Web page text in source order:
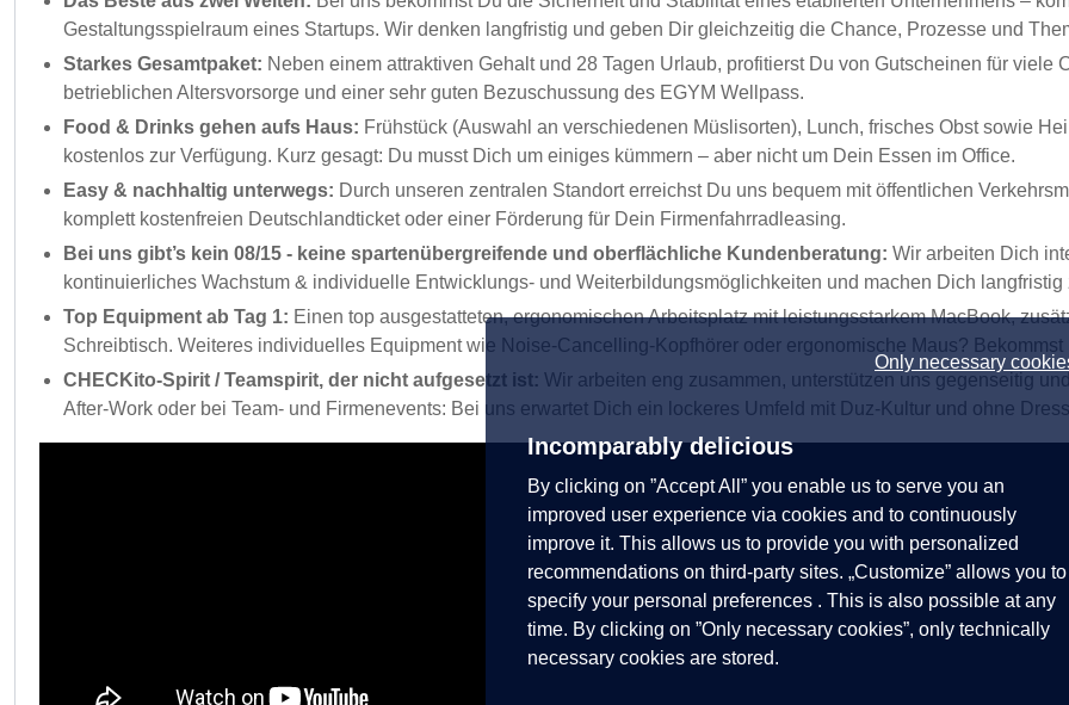
Only necessary
Incomparably delicious
By clicking on ”Accept All” you enable us to serve you an
improved user experience via cookies and to continuously
improve it. This allows us to provide you with personalized
recommendations on third-party sites. „Customize” allows you to
specify your personal preferences . This is also possible at any
time. By clicking on ”Only necessary cookies”, only technically
necessary cookies are stored.
Gestaltungsspielraum eines Startups. Wir denken langfristig und geben Dir gleichzeitig die Chance, Prozesse und
Starkes Gesamtpaket: Neben einem attraktiven Gehalt und 28 Tagen Urlaub, profitierst Du von Gutscheinen für
betrieblichen Altersvorsorge und einer sehr guten Bezuschussung des EGYM Wellpass.
Food & Drinks gehen aufs Haus: Frühstück (Auswahl an verschiedenen Müslisorten), Lunch, frisches Obst sowie
kostenlos zur Verfügung. Kurz gesagt: Du musst Dich um einiges kümmern – aber nicht um Dein Essen im Office.
Easy & nachhaltig unterwegs: Durch unseren zentralen Standort erreichst Du uns bequem mit öffentlichen
komplett kostenfreien Deutschlandticket oder einer Förderung für Dein Firmenfahrradleasing.
Bei uns gibt’s kein 08/15 - keine spartenübergreifende und oberflächliche Kundenberatung: Wir arbeiten Dich
kontinuierliches Wachstum & individuelle Entwicklungs- und Weiterbildungsmöglichkeiten und machen Dich langfristig
Top Equipment ab Tag 1: Einen top ausgestatteten, ergonomischen Arbeitsplatz mit leistungsstarkem MacBook,
Schreibtisch. Weiteres individuelles Equipment wie Noise-Cancelling-Kopfhörer oder ergonomische Maus?
CHECKito-Spirit / Teamspirit, der nicht aufgesetzt ist: Wir arbeiten eng zusammen, unterstützen uns gegenseitig
After-Work oder bei Team- und Firmenevents: Bei uns erwartet Dich ein lockeres Umfeld mit Duz-Kultur und ohne